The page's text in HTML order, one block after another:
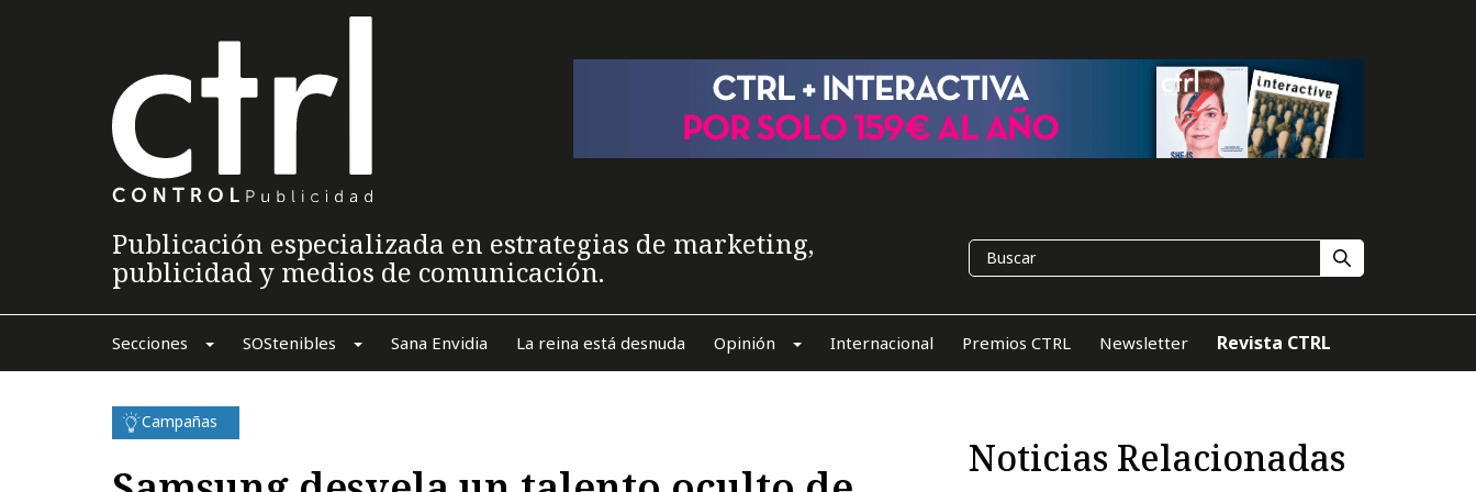
Publicación especializada en estrategias de marketing,
publicidad y medios de comunicación.
Secciones SOStenibles Sana Envidia La reina está desnuda Opinión Internacional Premios CTRL Newsletter Revista CTRL
Campañas
Noticias Relacionadas